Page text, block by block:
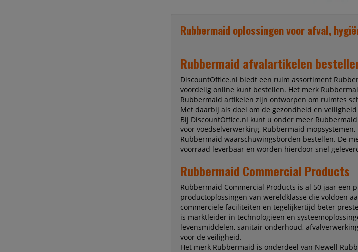
Rubbermaid oplossingen voor afval,
Rubbermaid afvalartikelen
DiscountOffice.nl biedt een ruim assortiment
voordelig online kunt bestellen. Het merk
Rubbermaid artikelen zijn ontworpen om ruimtes
Met daarbij als doel om de gezondheid en
Bij DiscountOffice.nl kunt u onder meer
voor voedselverwerking, Rubbermaid
Rubbermaid waarschuwingsborden bestellen. De
voorraad leverbaar en worden hierdoor snel
Rubbermaid Commercial Products
Rubbermaid Commercial Products is al 50 jaar een
productoplossingen van wereldklasse die voldoen
commerciële faciliteiten en tegelijkertijd beter
is marktleider in technologieën en
levensmiddelen, sanitair onderhoud,
voor de veiligheid.
Het merk Rubbermaid is onderdeel van Newell